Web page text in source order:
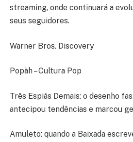
streaming, onde continuará a
seus seguidores.
Warner Bros. Discovery
Popàh – Cultura Pop
Três Espiãs Demais: o desenho
antecipou tendências e marcou
Amuleto: quando a Baixada